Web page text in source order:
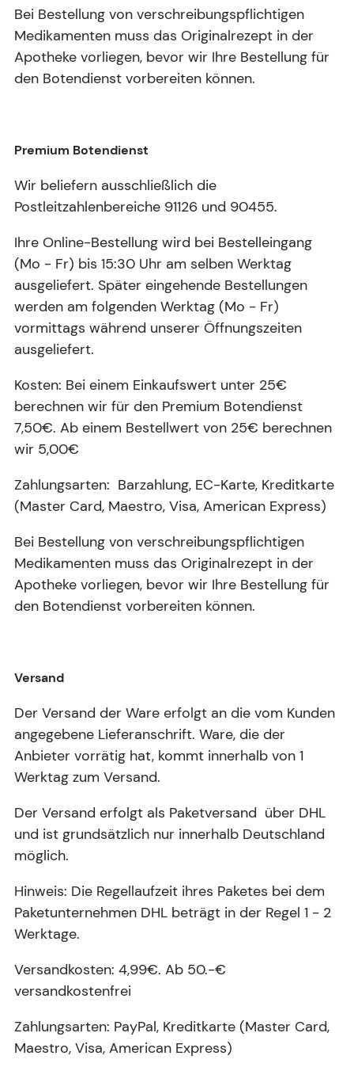
Bei Bestellung von verschreibungspflichtigen
Medikamenten muss das Originalrezept in der
Apotheke vorliegen, bevor wir Ihre Bestellung für
den Botendienst vorbereiten können.
Premium Botendienst
Wir beliefern ausschließlich die
Postleitzahlenbereiche 91126 und 90455.
Ihre Online-Bestellung wird bei Bestelleingang
(Mo - Fr) bis 15:30 Uhr am selben Werktag
ausgeliefert. Später eingehende Bestellungen
werden am folgenden Werktag (Mo - Fr)
vormittags während unserer Öffnungszeiten
ausgeliefert.
Kosten: Bei einem Einkaufswert unter 25€
berechnen wir für den Premium Botendienst
7,50€. Ab einem Bestellwert von 25€ berechnen
wir 5,00€
Zahlungsarten: Barzahlung, EC-Karte, Kreditkarte
(Master Card, Maestro, Visa, American Express)
Bei Bestellung von verschreibungspflichtigen
Medikamenten muss das Originalrezept in der
Apotheke vorliegen, bevor wir Ihre Bestellung für
den Botendienst vorbereiten können.
Versand
Der Versand der Ware erfolgt an die vom Kunden
angegebene Lieferanschrift. Ware, die der
Anbieter vorrätig hat, kommt innerhalb von 1
Werktag zum Versand.
Der Versand erfolgt als Paketversand über DHL
und ist grundsätzlich nur innerhalb Deutschland
möglich.
Hinweis: Die Regellaufzeit ihres Paketes bei dem
Paketunternehmen DHL beträgt in der Regel 1 - 2
Werktage.
Versandkosten: 4,99€. Ab 50.-€
versandkostenfrei
Zahlungsarten: PayPal, Kreditkarte (Master Card,
Maestro, Visa, American Express)